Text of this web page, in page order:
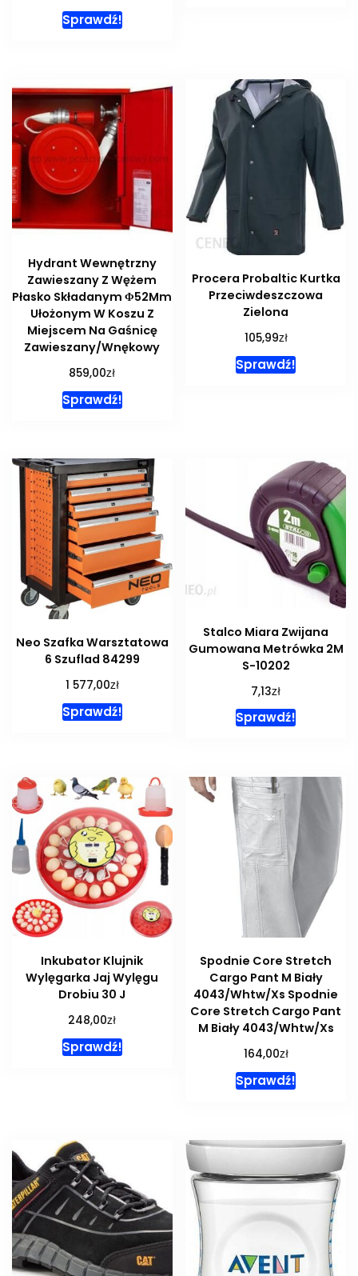
Sprawdź!
Hydrant Wewnętrzny
Zawieszany Z Wężem
Płasko Składanym Φ52Mm
Ułożonym W Koszu Z
Miejscem Na Gaśnicę
Zawieszany/Wnękowy
859,00zł
Sprawdź!
Procera Probaltic Kurtka
Przeciwdeszczowa
Zielona
105,99zł
Sprawdź!
Neo Szafka Warsztatowa
6 Szuflad 84299
1 577,00zł
Sprawdź!
Stalco Miara Zwijana
Gumowana Metrówka 2M
S-10202
7,13zł
Sprawdź!
Inkubator Klujnik
Wylęgarka Jaj Wylęgu
Drobiu 30 J
248,00zł
Sprawdź!
Spodnie Core Stretch
Cargo Pant M Biały
4043/Whtw/Xs Spodnie
Core Stretch Cargo Pant
M Biały 4043/Whtw/Xs
164,00zł
Sprawdź!